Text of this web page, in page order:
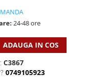
24-48 ore
ADAUGA IN COS
C3867
0749105923